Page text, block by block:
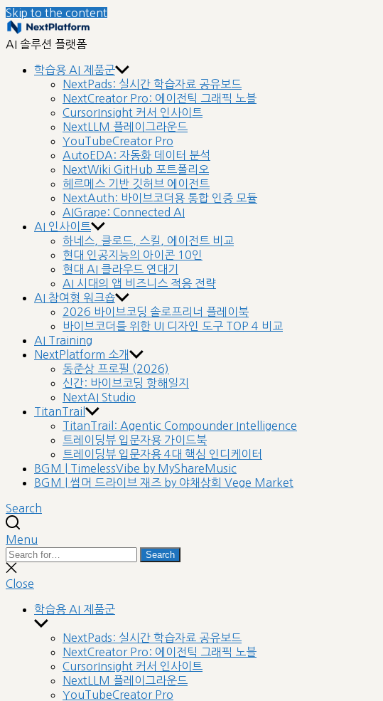
Skip to the content
AI 솔루션 플랫폼
학습용 AI 제품군
NextPads: 실시간 학습자료 공유보드
NextCreator Pro: 에이전틱 그래픽 노블
CursorInsight 커서 인사이트
NextLLM 플레이그라운드
YouTubeCreator Pro
AutoEDA: 자동화 데이터 분석
NextWiki GitHub 포트폴리오
헤르메스 기반 깃허브 에이전트
NextAuth: 바이브코더용 통합 인증 모듈
AIGrape: Connected AI
AI 인사이트
하네스, 클로드, 스킬, 에이전트 비교
현대 인공지능의 아이콘 10인
현대 AI 클라우드 연대기
AI 시대의 앱 비즈니스 적응 전략
AI 참여형 워크숍
2026 바이브코딩 솔로프리너 플레이북
바이브코더를 위한 UI 디자인 도구 TOP 4 비교
AI Training
NextPlatform 소개
동준상 프로필 (2026)
신간: 바이브코딩 항해일지
NextAI Studio
TitanTrail
TitanTrail: Agentic Compounder Intelligence
트레이딩뷰 입문자용 가이드북
트레이딩뷰 입문자용 4대 핵심 인디케이터
BGM | TimelessVibe by MyShareMusic
BGM | 썸머 드라이브 재즈 by 야채상회 Vege Market
Search
Menu
Search
for:
Search
Close
search
Close
학습용 AI 제품군
Show
sub
menu
NextPads: 실시간 학습자료 공유보드
NextCreator Pro: 에이전틱 그래픽 노블
CursorInsight 커서 인사이트
NextLLM 플레이그라운드
YouTubeCreator Pro